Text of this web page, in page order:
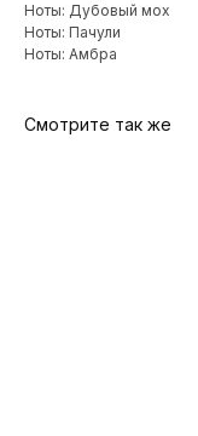
Ноты: Дубовый мох
Ноты: Пачули
Ноты: Амбра
Смотрите так же